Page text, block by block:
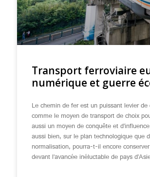
Transport ferroviaire
numérique et guerre
Le chemin de fer est un puissant levier
comme le moyen de transport de choix
aussi un moyen de conquête et
aussi bien, sur le plan technologique que
normalisation, pourra-t-il encore
devant l’avancée inéluctable de pays